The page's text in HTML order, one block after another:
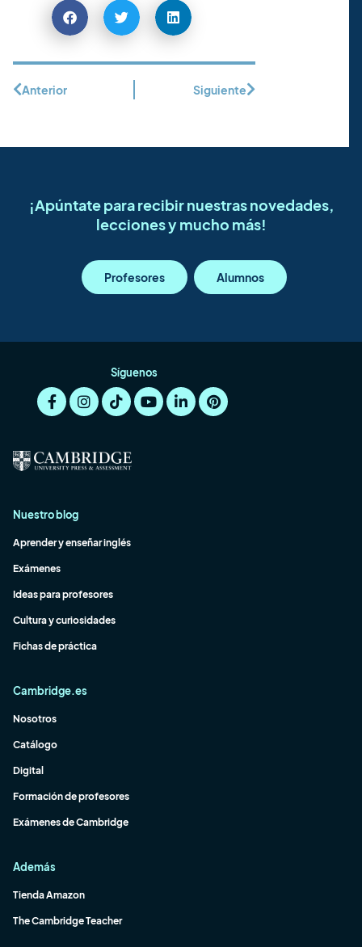
Anterior Siguiente
¡Apúntate para recibir nuestras novedades,
lecciones y mucho más!
Profesores Alumnos
Síguenos
Nuestro blog
Aprender y enseñar inglés
Exámenes
Ideas para profesores
Cultura y curiosidades
Fichas de práctica
Cambridge.es
Nosotros
Catálogo
Digital
Formación de profesores
Exámenes de Cambridge
Además
Tienda Amazon
The Cambridge Teacher